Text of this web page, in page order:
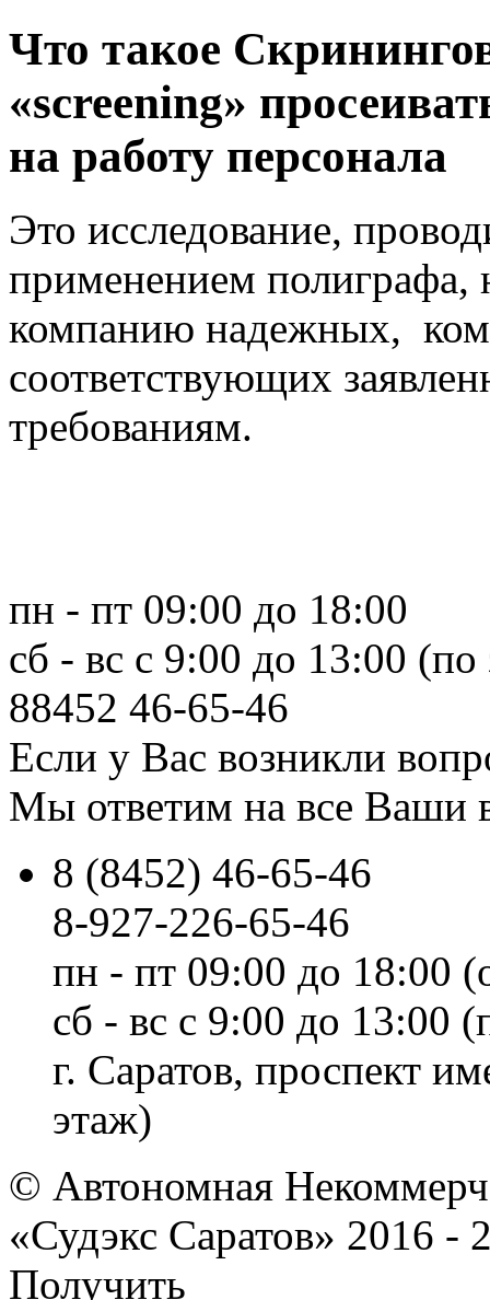
Что такое
«screening»
на работу персонала
Это исследование,
применением полиграфа,
компанию надежных,
соответствующих
требованиям.
пн - пт 09:00 до 18:00
сб - вс с 9:00 до 13:00 (по
88452 46-65-46
Если у Вас возникли
Мы ответим на все Ваши
8 (8452) 46-65-46
8-927-226-65-46
пн - пт 09:00 до 18:00
сб - вс с 9:00 до 13:00
г. Саратов, проспект
этаж)
© Автономная
«Судэкс Саратов» 2016 -
Получить